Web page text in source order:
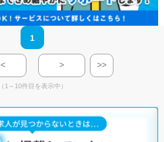
1
< > >>
（1～10件目を表示中）